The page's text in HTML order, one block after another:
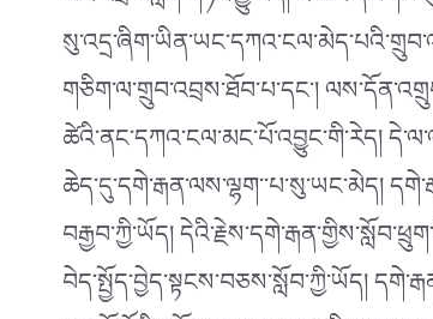
གཅིག་ལ་གྲུབ་འབྲས་ཐོབ་པ་དང་།
ཚེའི་ནང་དཀའ་ངལ་མང་པོ་འབྱུང་གི་རེད།
ཆེད་དུ་དགེ་རྒན་ལས་ལྷག་་པ་སུ་ཡང་མེད།
བརྒྱབ་ཀྱི་ཡོད།
བེད་སྤྱོད་བྱེད་སྟངས་བཅས་སློབ་ཀྱི་ཡོད།